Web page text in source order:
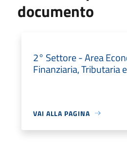
documento
2° Settore - Area
Finanziaria, Tributaria
VAI ALLA PAGINA